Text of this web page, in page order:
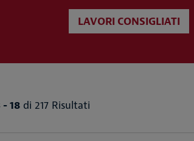
LAVORI CONSIGLIATI
- 18 di 217 Risultati